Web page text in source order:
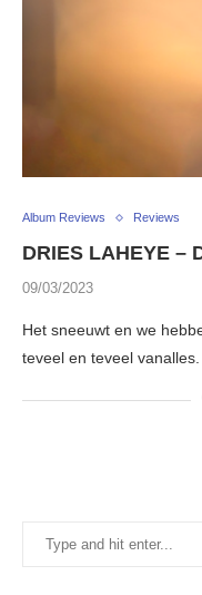
Album Reviews Reviews
DRIES LAHEYE –
09/03/2023
Het sneeuwt en we
teveel en teveel